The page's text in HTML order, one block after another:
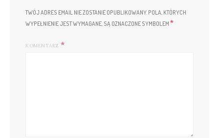
TWÓJ ADRES EMAIL NIE ZOSTANIE OPUBLIKOWANY. POLA, KTÓRYCH
WYPEŁNIENIE JEST WYMAGANE, SĄ OZNACZONE SYMBOLEM *
KOMENTARZ